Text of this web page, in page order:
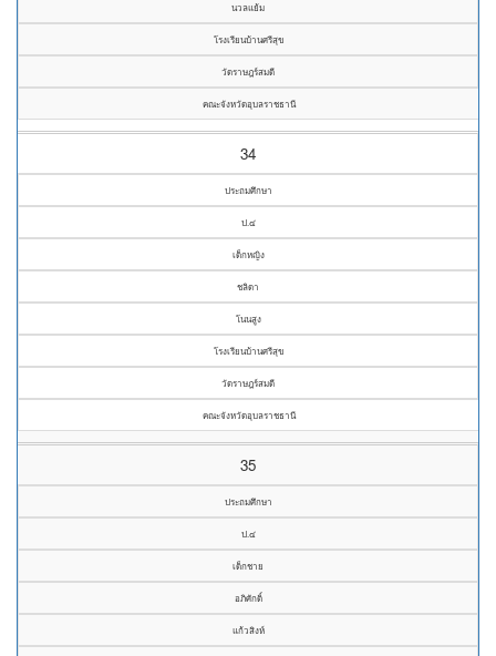
นวลแย้ม
โรงเรียนบ้านศรีสุข
วัดราษฎร์สมดี
คณะจังหวัดอุบลราชธานี
34
ประถมศึกษา
ป.๔
เด็กหญิง
ชลิดา
โนนสูง
โรงเรียนบ้านศรีสุข
วัดราษฎร์สมดี
คณะจังหวัดอุบลราชธานี
35
ประถมศึกษา
ป.๔
เด็กชาย
อภิศักดิ์
แก้วสิงห์